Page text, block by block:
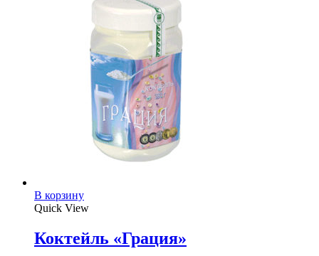
В корзину
Quick View
Коктейль «Грация»